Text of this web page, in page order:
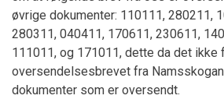
øvrige dokumenter: 110111, 280211,
280311, 040411, 170611, 230611,
111011, og 171011, dette da det ikke
oversendelsesbrevet fra
dokumenter som er oversendt.